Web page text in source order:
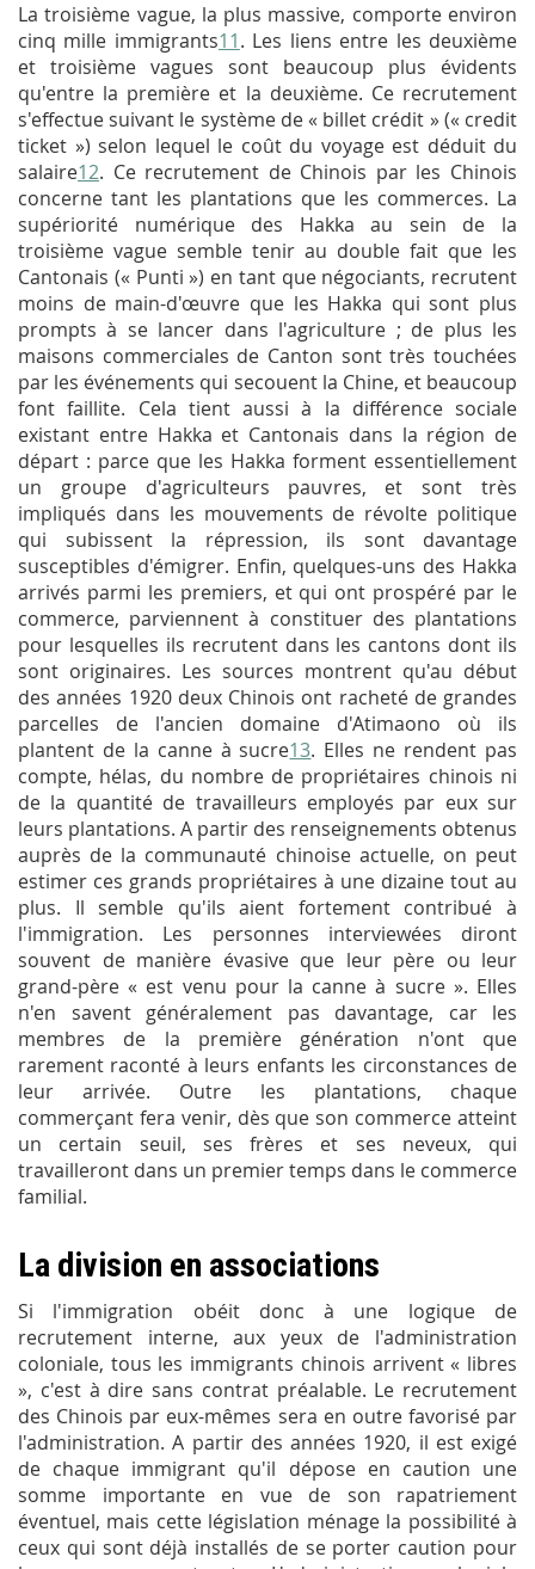
La troisième vague, la plus massive, comporte environ
cinq mille immigrants11. Les liens entre les deuxième
et troisième vagues sont beaucoup plus évidents
qu'entre la première et la deuxième. Ce recrutement
s'effectue suivant le système de « billet crédit » (« credit
ticket ») selon lequel le coût du voyage est déduit du
salaire12. Ce recrutement de Chinois par les Chinois
concerne tant les plantations que les commerces. La
supériorité numérique des Hakka au sein de la
troisième vague semble tenir au double fait que les
Cantonais (« Punti ») en tant que négociants, recrutent
moins de main-d'œuvre que les Hakka qui sont plus
prompts à se lancer dans l'agriculture ; de plus les
maisons commerciales de Canton sont très touchées
par les événements qui secouent la Chine, et beaucoup
font faillite. Cela tient aussi à la différence sociale
existant entre Hakka et Cantonais dans la région de
départ : parce que les Hakka forment essentiellement
un groupe d'agriculteurs pauvres, et sont très
impliqués dans les mouvements de révolte politique
qui subissent la répression, ils sont davantage
susceptibles d'émigrer. Enfin, quelques-uns des Hakka
arrivés parmi les premiers, et qui ont prospéré par le
commerce, parviennent à constituer des plantations
pour lesquelles ils recrutent dans les cantons dont ils
sont originaires. Les sources montrent qu'au début
des années 1920 deux Chinois ont racheté de grandes
parcelles de l'ancien domaine d'Atimaono où ils
plantent de la canne à sucre13. Elles ne rendent pas
compte, hélas, du nombre de propriétaires chinois ni
de la quantité de travailleurs employés par eux sur
leurs plantations. A partir des renseignements obtenus
auprès de la communauté chinoise actuelle, on peut
estimer ces grands propriétaires à une dizaine tout au
plus. Il semble qu'ils aient fortement contribué à
l'immigration. Les personnes interviewées diront
souvent de manière évasive que leur père ou leur
grand-père « est venu pour la canne à sucre ». Elles
n'en savent généralement pas davantage, car les
membres de la première génération n'ont que
rarement raconté à leurs enfants les circonstances de
leur arrivée. Outre les plantations, chaque
commerçant fera venir, dès que son commerce atteint
un certain seuil, ses frères et ses neveux, qui
travailleront dans un premier temps dans le commerce
familial.
La division en associations
Si l'immigration obéit donc à une logique de
recrutement interne, aux yeux de l'administration
coloniale, tous les immigrants chinois arrivent « libres
», c'est à dire sans contrat préalable. Le recrutement
des Chinois par eux-mêmes sera en outre favorisé par
l'administration. A partir des années 1920, il est exigé
de chaque immigrant qu'il dépose en caution une
somme importante en vue de son rapatriement
éventuel, mais cette législation ménage la possibilité à
ceux qui sont déjà installés de se porter caution pour